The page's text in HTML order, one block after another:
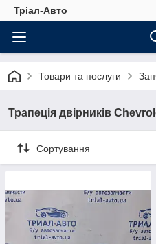
Тріал-Авто
Товари та послуги
Трапеція двірників
Сортування